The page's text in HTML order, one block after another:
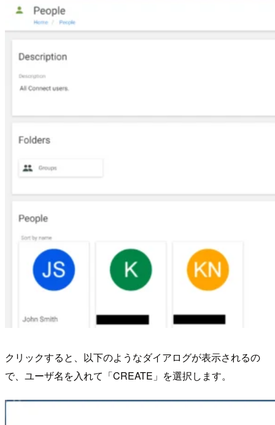
クリックすると、以下のようなダイアログが表示されるの
で、ユーザ名を入れて「CREATE」を選択します。